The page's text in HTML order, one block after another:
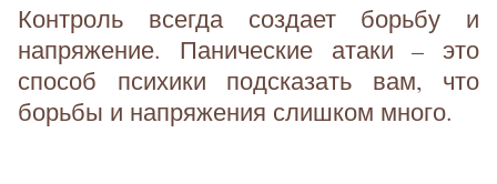
Контроль всегда создает борьбу и
напряжение. Панические атаки – это
способ психики подсказать вам, что
борьбы и напряжения слишком много.